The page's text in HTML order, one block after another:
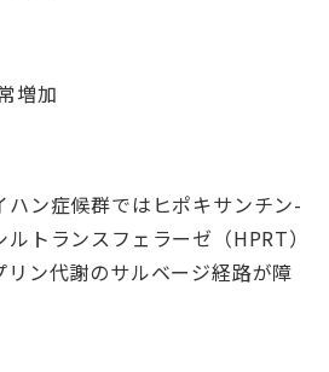
増加
ン症候群ではヒポキサンチン-
トランスフェラーゼ（HPRT）
ン代謝のサルベージ経路が障